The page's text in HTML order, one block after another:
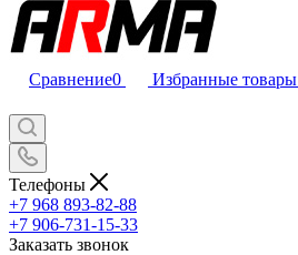
Сравнение0 Избранные товары
Телефоны
+7 968 893-82-88
+7 906-731-15-33
Заказать звонок